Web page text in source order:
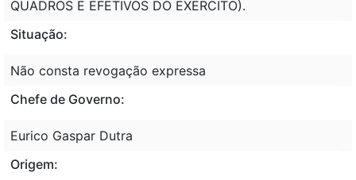
QUADROS E EFETIVOS DO EXERCITO).
Situação:
Não consta revogação expressa
Chefe de Governo:
Eurico Gaspar Dutra
Origem: